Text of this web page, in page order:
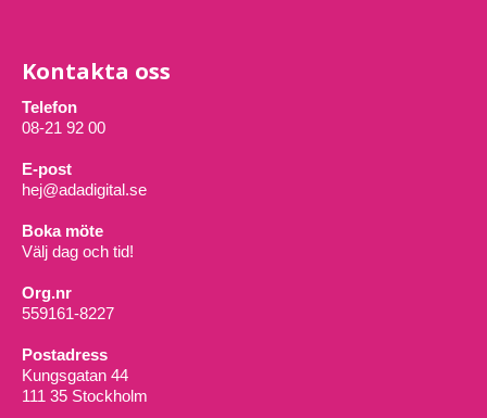
Kontakta oss
Telefon
08-21 92 00
E-post
hej@adadigital.se
Boka möte
Välj dag och tid!
Org.nr
559161-8227
Postadress
Kungsgatan 44
111 35 Stockholm